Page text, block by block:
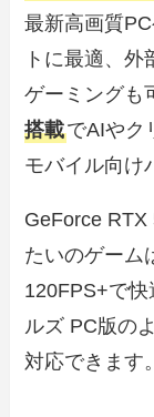
最新高画質
トに最適、
ゲーミングも
搭載でAIやク
モバイル向け
GeForce
たいのゲーム
120FPS+で
ルズ PC版の
対応できます。